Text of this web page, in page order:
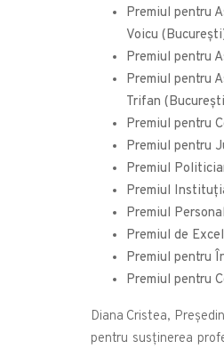
Premiul pentru
Voicu
Premiul pentru
Premiul pentru
Trifan
Premiul pentru
Premiul pentru
Premiul
Premiul
Premiul
Premiul de
Premiul pentru
Premiul pentru
Diana Cristea,
pentru susținerea